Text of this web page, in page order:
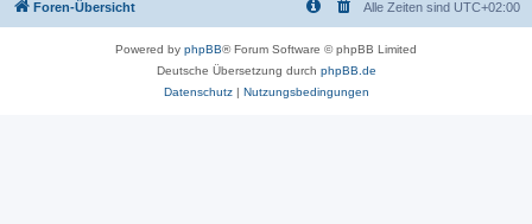
Foren-Übersicht Alle Zeiten sind UTC+02:00
Powered by phpBB® Forum Software © phpBB Limited
Deutsche Übersetzung durch phpBB.de
Datenschutz| Nutzungsbedingungen